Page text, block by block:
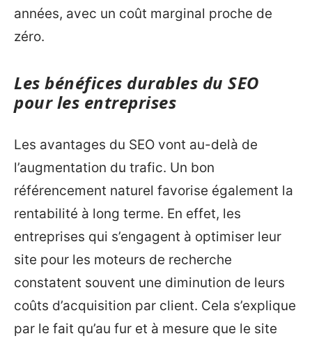
années, avec un coût marginal proche de
zéro.
Les bénéfices durables du SEO
pour les entreprises
Les avantages du SEO vont au-delà de
l’augmentation du trafic. Un bon
référencement naturel favorise également la
rentabilité à long terme. En effet, les
entreprises qui s’engagent à optimiser leur
site pour les moteurs de recherche
constatent souvent une diminution de leurs
coûts d’acquisition par client. Cela s’explique
par le fait qu’au fur et à mesure que le site